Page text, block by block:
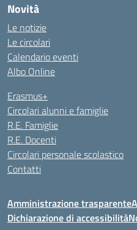
Novità
Le notizie
Le circolari
Calendario eventi
Albo Online
Erasmus+
Circolari alunni e famiglie
R.E. Famiglie
R.E. Docenti
Circolari personale scolastico
Contatti
Amministrazione trasparente
Dichiarazione di accessibilità